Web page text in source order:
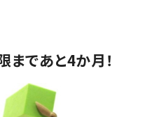
であと4か月！